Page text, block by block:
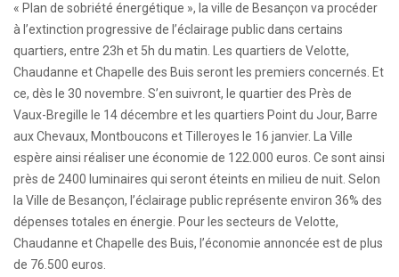
« Plan de sobriété énergétique », la ville de Besançon va procéder
à l’extinction progressive de l’éclairage public dans certains
quartiers, entre 23h et 5h du matin. Les quartiers de Velotte,
Chaudanne et Chapelle des Buis seront les premiers concernés. Et
ce, dès le 30 novembre. S’en suivront, le quartier des Près de
Vaux-Bregille le 14 décembre et les quartiers Point du Jour, Barre
aux Chevaux, Montboucons et Tilleroyes le 16 janvier. La Ville
espère ainsi réaliser une économie de 122.000 euros. Ce sont ainsi
près de 2400 luminaires qui seront éteints en milieu de nuit. Selon
la Ville de Besançon, l’éclairage public représente environ 36% des
dépenses totales en énergie. Pour les secteurs de Velotte,
Chaudanne et Chapelle des Buis, l’économie annoncée est de plus
de 76.500 euros.